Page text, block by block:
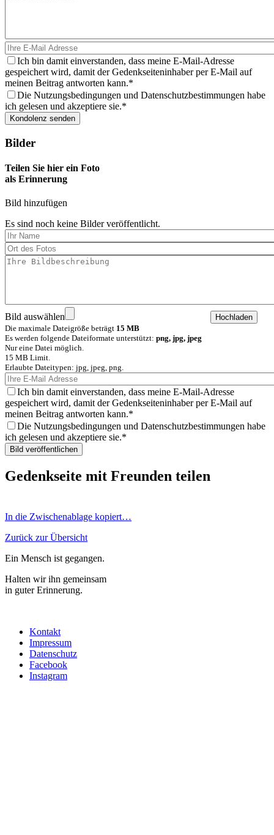
Ich bin damit einverstanden, dass meine E-Mail-Adresse
gespeichert wird, damit der Gedenkseiteninhaber per E-Mail auf
meinen Beitrag antworten kann.
Die Nutzungsbedingungen und Datenschutzbestimmungen habe
ich gelesen und akzeptiere sie.
Bilder
Teilen Sie hier ein Foto
als Erinnerung
Bild hinzufügen
Es sind noch keine Bilder veröffentlicht.
Bild auswählen
Die maximale Dateigröße beträgt 15 MB
Es werden folgende Dateiformate unterstützt: png, jpg, jpeg
Nur eine Datei möglich.
15 MB Limit.
Erlaubte Dateitypen: jpg, jpeg, png.
Ich bin damit einverstanden, dass meine E-Mail-Adresse
gespeichert wird, damit der Gedenkseiteninhaber per E-Mail auf
meinen Beitrag antworten kann.
Die Nutzungsbedingungen und Datenschutzbestimmungen habe
ich gelesen und akzeptiere sie.
Gedenkseite mit Freunden teilen
In die Zwischenablage kopiert…
Zurück zur Übersicht
Ein Mensch ist gegangen.
Halten wir ihn gemeinsam
in guter Erinnerung.
Kontakt
Impressum
Datenschutz
Facebook
Instagram